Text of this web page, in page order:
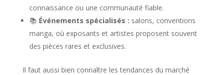
connaissance ou une communauté fiable.
📚 Événements spécialisés : salons, conventions
manga, où exposants et artistes proposent souvent
des pièces rares et exclusives.
Il faut aussi bien connaître les tendances du marché